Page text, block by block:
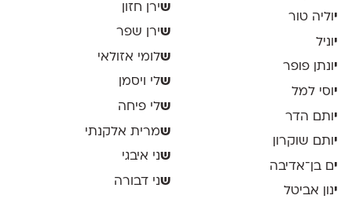
יוליה טור
י וניל
יונתן פופר
י וסי למל
י ותם הדר
יותם שוקרון
ים בן־אדיבה
ינון אביטל
שירן חזון
שירן שפר
שלומי אזולאי
שלי ויסמן
שלי פיחה
שמרית אלקנתי
שני איבגי
שני דבורה